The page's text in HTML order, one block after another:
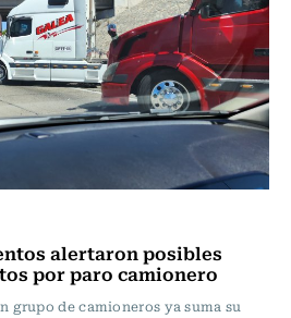
alertaron posibles
por paro camionero
grupo de camioneros ya suma su